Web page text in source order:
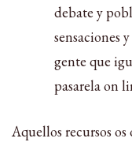
debate y
sensaciones
gente que
pasarela on
Aquellos recursos